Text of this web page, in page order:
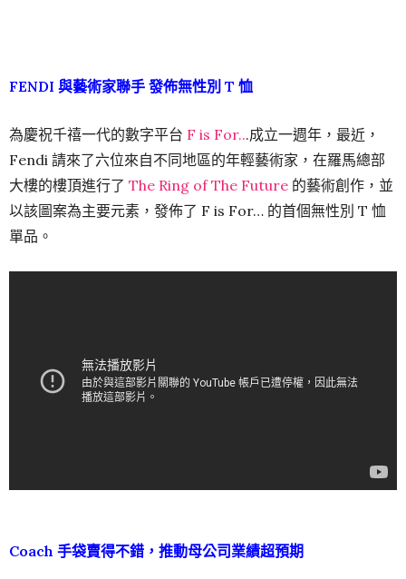
FENDI 與藝術家聯手 發佈無性別 T 恤
為慶祝千禧一代的數字平台 F is For...成立一週年，最近，
Fendi 請來了六位來自不同地區的年輕藝術家，在羅馬總部
大樓的樓頂進行了 The Ring of The Future 的藝術創作，並
以該圖案為主要元素，發佈了 F is For… 的首個無性別 T 恤
單品。
Coach 手袋賣得不錯，推動母公司業績超預期